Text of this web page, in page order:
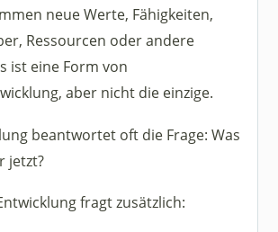
neue Werte, Fähigkeiten,
Ressourcen oder andere
ist eine Form von
aber nicht die einzige.
beantwortet oft die Frage: Was
jetzt?
fragt zusätzlich: